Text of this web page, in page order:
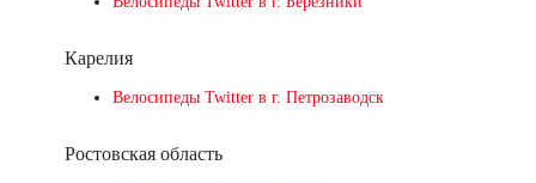
Карелия
Велосипеды Twitter в г. Петрозаводск
Ростовская область